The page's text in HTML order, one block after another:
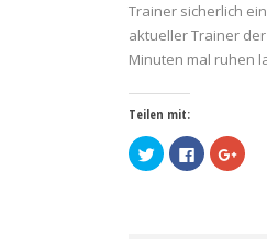
Trainer sicherlich
aktueller Trainer
Minuten mal ruhen
Teilen mit:
Klick,
um
über
Klick,
um
Zum
Teilen